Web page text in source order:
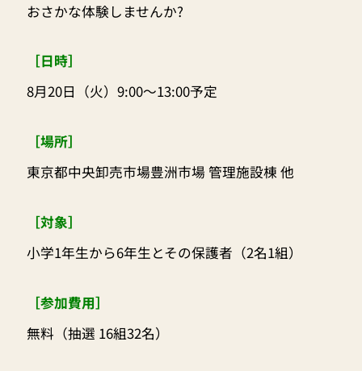
おさかな体験しませんか?
［日時］
8月20日（火）9:00～13:00予定
［場所］
東京都中央卸売市場豊洲市場 管理施設棟 他
［対象］
小学1年生から6年生とその保護者（2名1組）
［参加費用］
無料（抽選 16組32名）